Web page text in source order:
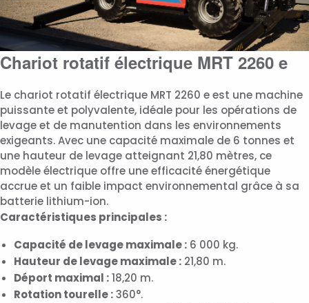
Chariot rotatif électrique MRT 2260 e
Le chariot rotatif électrique MRT 2260 e est une machine
puissante et polyvalente, idéale pour les opérations de
levage et de manutention dans les environnements
exigeants. Avec une capacité maximale de 6 tonnes et
une hauteur de levage atteignant 21,80 mètres, ce
modèle électrique offre une efficacité énergétique
accrue et un faible impact environnemental grâce à sa
batterie lithium-ion.
Caractéristiques principales :
Capacité de levage maximale : 6 000 kg.
Hauteur de levage maximale : 21,80 m.
Déport maximal :18,20 m.
Rotation tourelle :360°.